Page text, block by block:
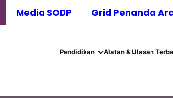
Media SODP Grid Penanda
Pendidikan Alatan & Ulasan